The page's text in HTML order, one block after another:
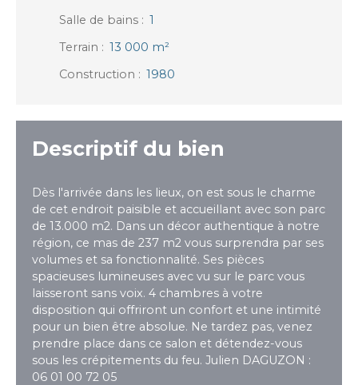
Salle de bains : 1
Terrain : 13 000 m²
Construction : 1980
Descriptif du bien
Dès l'arrivée dans les lieux, on est sous le charme
de cet endroit paisible et accueillant avec son parc
de 13.000 m2. Dans un décor authentique à notre
région, ce mas de 237 m2 vous surprendra par ses
volumes et sa fonctionnalité. Ses pièces
spacieuses lumineuses avec vu sur le parc vous
laisseront sans voix. 4 chambres à votre
disposition qui offriront un confort et une intimité
pour un bien être absolue. Ne tardez pas, venez
prendre place dans ce salon et détendez-vous
sous les crépitements du feu. Julien DAGUZON :
06 01 00 72 05